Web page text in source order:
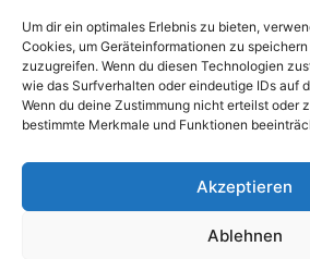
Um dir ein optimales Erlebnis zu bieten,
Cookies, um Geräteinformationen zu
zuzugreifen. Wenn du diesen Technologien
wie das Surfverhalten oder eindeutige IDs auf
Wenn du deine Zustimmung nicht erteilst oder
bestimmte Merkmale und Funktionen
Akzeptieren
Ablehnen
Deutschland endlich ein
braucht
Schneckentempo: Die
Welt
Softwareentwicklungsteam: